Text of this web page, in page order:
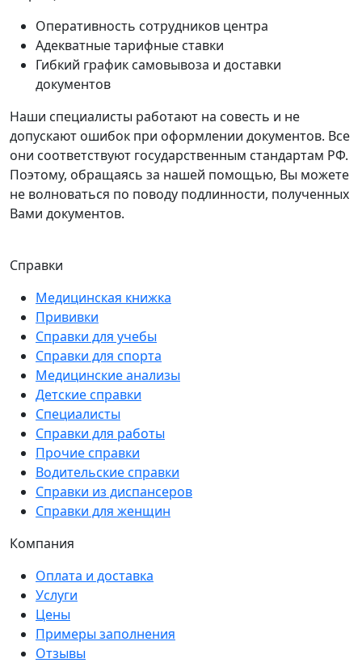
Оперативность сотрудников центра
Адекватные тарифные ставки
Гибкий график самовывоза и доставки
документов
Наши специалисты работают на совесть и не
допускают ошибок при оформлении документов. Все
они соответствуют государственным стандартам РФ.
Поэтому, обращаясь за нашей помощью, Вы можете
не волноваться по поводу подлинности, полученных
Вами документов.
Справки
Медицинская книжка
Прививки
Справки для учебы
Справки для спорта
Медицинские анализы
Детские справки
Специалисты
Справки для работы
Прочие справки
Водительские справки
Справки из диспансеров
Справки для женщин
Компания
Оплата и доставка
Услуги
Цены
Примеры заполнения
Отзывы